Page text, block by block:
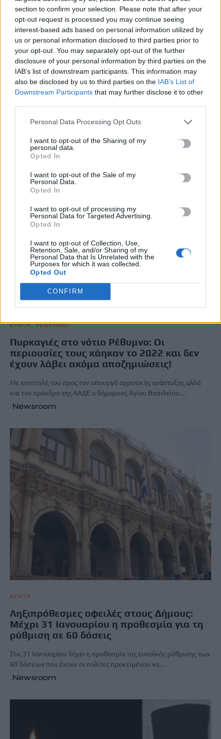
section to confirm your selection. Please note that after your
opt-out request is processed you may continue seeing
interest-based ads based on personal information utilized by
us or personal information disclosed to third parties prior to
your opt-out. You may separately opt-out of the further
disclosure of your personal information by third parties on the
IAB’s list of downstream participants. This information may
also be disclosed by us to third parties on the IAB’s List of
Downstream Participants that may further disclose it to other
Personal Data Processing Opt Outs
I want to opt-out of the Sharing of my
personal data.
Opted In
I want to opt-out of the Sale of my
Personal Data.
Opted In
I want to opt-out of processing my
Personal Data for Targeted Advertising.
Opted In
I want to opt-out of Collection, Use,
Retention, Sale, and/or Sharing of my
Personal Data that Is Unrelated with the
Purposes for which it was collected.
Opted Out
CONFIRM
7 Αυγούστου, 2026
TRENDING
#ΡΕΘΥΜΝΟ # ΕΜΠΡΗΣΜΟΙ #ΡΑΝΤΑΡ
# ΑΕΡΟΔΡΟΜΙΟ ΚΑΣΤΕΛΛΙΟΥ
ΣΧΕΤΙΚΆ ΆΡΘΡΑ
ΚΡΗΤΗ ΡΕΘΥΜΝΟ
Πυρκαγιές στο νότιο Ρέθυμνο: Οι
περιουσίες τους κάηκαν το 2022 και δεν
έχουν λάβει ακόμα αποζημιώσεις!
Με επιστολή του προς τον υπουργό αγροτικής ανάπτυξης αλλά
και τον πρόεδρο της ΑΑΔΕ ο δήμαρχος Αγίου Βασιλείου…
Newsroom
ΚΡΗΤΗ
Ληξιπρόθεσμες οφειλές στους Δήμους:
Μέχρι 31 Ιανουαρίου η προθεσμία για τη
ρύθμιση σε 60 δόσεις
Στις 31 Ιανουαρίου λήγει η προθεσμία της ευνοϊκής ρύθμισης των
60 δόσεων που έχουν οι πολίτες προκειμένου να…
Newsroom